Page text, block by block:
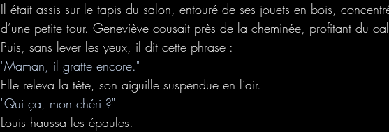
Il était assis sur le tapis du salon, entouré de ses jouets en bois,
d’une petite tour. Geneviève cousait près de la cheminée, profitant du
Puis, sans lever les yeux, il dit cette phrase :
"Maman, il gratte encore."
Elle releva la tête, son aiguille suspendue en l’air.
"Qui ça, mon chéri ?"
Louis haussa les épaules.